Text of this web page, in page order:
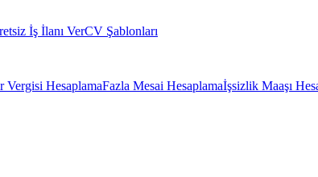
İş İlanı VerCV Şablonları
Vergisi HesaplamaFazla Mesai Hesaplamaİşsizlik Maaşı